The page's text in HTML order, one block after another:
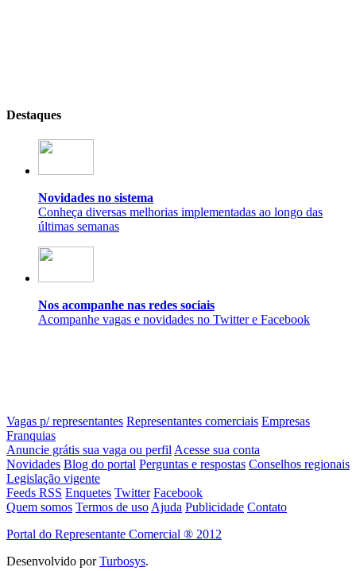
Destaques
Novidades no sistema
Conheça diversas melhorias implementadas ao longo das
últimas semanas
Nos acompanhe nas redes sociais
Acompanhe vagas e novidades no Twitter e Facebook
Vagas p/ representantes Representantes comerciais Empresas
Franquias
Anuncie grátis sua vaga ou perfil Acesse sua conta
Novidades Blog do portal Perguntas e respostas Conselhos regionais
Legislação vigente
Feeds RSS Enquetes Twitter Facebook
Quem somos Termos de uso Ajuda Publicidade Contato
Portal do Representante Comercial ® 2012
Desenvolvido porTurbosys.